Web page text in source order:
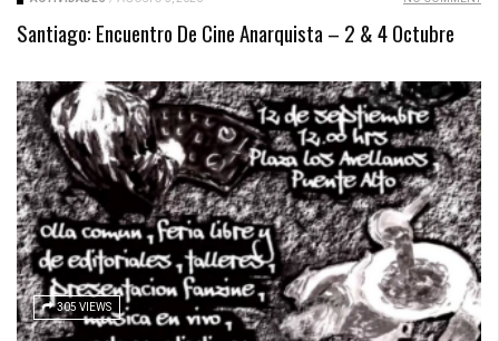
Santiago: Encuentro De Cine Anarquista – 2 & 4 Octubre
305 VIEWS